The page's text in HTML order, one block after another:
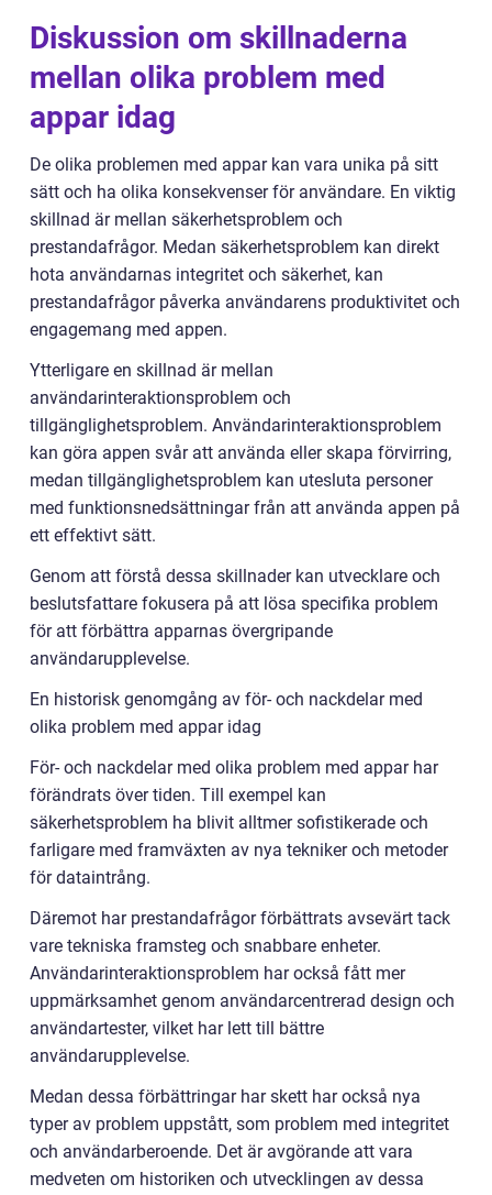
Diskussion om skillnaderna
mellan olika problem med
appar idag
De olika problemen med appar kan vara unika på sitt
sätt och ha olika konsekvenser för användare. En viktig
skillnad är mellan säkerhetsproblem och
prestandafrågor. Medan säkerhetsproblem kan direkt
hota användarnas integritet och säkerhet, kan
prestandafrågor påverka användarens produktivitet och
engagemang med appen.
Ytterligare en skillnad är mellan
användarinteraktionsproblem och
tillgänglighetsproblem. Användarinteraktionsproblem
kan göra appen svår att använda eller skapa förvirring,
medan tillgänglighetsproblem kan utesluta personer
med funktionsnedsättningar från att använda appen på
ett effektivt sätt.
Genom att förstå dessa skillnader kan utvecklare och
beslutsfattare fokusera på att lösa specifika problem
för att förbättra apparnas övergripande
användarupplevelse.
En historisk genomgång av för- och nackdelar med
olika problem med appar idag
För- och nackdelar med olika problem med appar har
förändrats över tiden. Till exempel kan
säkerhetsproblem ha blivit alltmer sofistikerade och
farligare med framväxten av nya tekniker och metoder
för dataintrång.
Däremot har prestandafrågor förbättrats avsevärt tack
vare tekniska framsteg och snabbare enheter.
Användarinteraktionsproblem har också fått mer
uppmärksamhet genom användarcentrerad design och
användartester, vilket har lett till bättre
användarupplevelse.
Medan dessa förbättringar har skett har också nya
typer av problem uppstått, som problem med integritet
och användarberoende. Det är avgörande att vara
medveten om historiken och utvecklingen av dessa